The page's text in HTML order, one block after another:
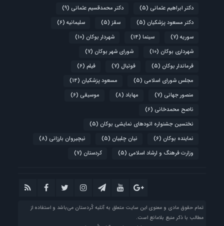
دکتر ابراهیم عثمانی (5) دکتر محمدقسیم عثمانی (9)
دکتر مسعود پزشکیان (5) سقز (5) سلیمانیه (6)
سوریه (7) سینما (14) شهردار بوکان (10)
شهرداری بوکان (10) شورای شهر بوکان (7)
فرماندار بوکان (5) فوتبال (7) فیلم (6)
مجلس شورای اسلامی (5) مسعود پزشکیان (14)
منصور جهانی (7) مهاباد (8) موسیقی (6)
ناصح محمدخانی (6)
نختسین جشنواره اتودهای نمایشی بوکان (5)
نماینده بوکان (6) نیان چلبیان (5) نیچیروان بارزانی (8)
وزارت فرهنگ و ارشاد اسلامی (5) کردستان (7)
تمام حقوق مادی و معنوی این سایت متعلق به آتلیه‌ کُردستان می‌باشد و استفاده از
مطالب با ذکر منبع بلامانع است.